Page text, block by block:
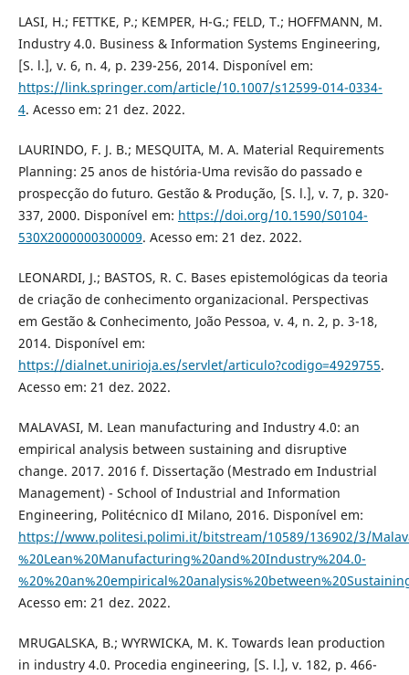
LASI, H.; FETTKE, P.; KEMPER, H-G.; FELD, T.; HOFFMANN, M.
Industry 4.0. Business & Information Systems Engineering,
[S. l.], v. 6, n. 4, p. 239-256, 2014. Disponível em:
https://link.springer.com/article/10.1007/s12599-014-0334-
4. Acesso em: 21 dez. 2022.
LAURINDO, F. J. B.; MESQUITA, M. A. Material Requirements
Planning: 25 anos de história-Uma revisão do passado e
prospecção do futuro. Gestão & Produção, [S. l.], v. 7, p. 320-
337, 2000. Disponível em: https://doi.org/10.1590/S0104-
530X2000000300009. Acesso em: 21 dez. 2022.
LEONARDI, J.; BASTOS, R. C. Bases epistemológicas da teoria
de criação de conhecimento organizacional. Perspectivas
em Gestão & Conhecimento, João Pessoa, v. 4, n. 2, p. 3-18,
2014. Disponível em:
https://dialnet.unirioja.es/servlet/articulo?codigo=4929755.
Acesso em: 21 dez. 2022.
MALAVASI, M. Lean manufacturing and Industry 4.0: an
empirical analysis between sustaining and disruptive
change. 2017. 2016 f. Dissertação (Mestrado em Industrial
Management) - School of Industrial and Information
Engineering, Politécnico dI Milano, 2016. Disponível em:
https://www.politesi.polimi.it/bitstream/10589/136902/3/
%20Lean%20Manufacturing%20and%20Industry%204.0-
Acesso em: 21 dez. 2022.
MRUGALSKA, B.; WYRWICKA, M. K. Towards lean production
in industry 4.0. Procedia engineering, [S. l.], v. 182, p. 466-